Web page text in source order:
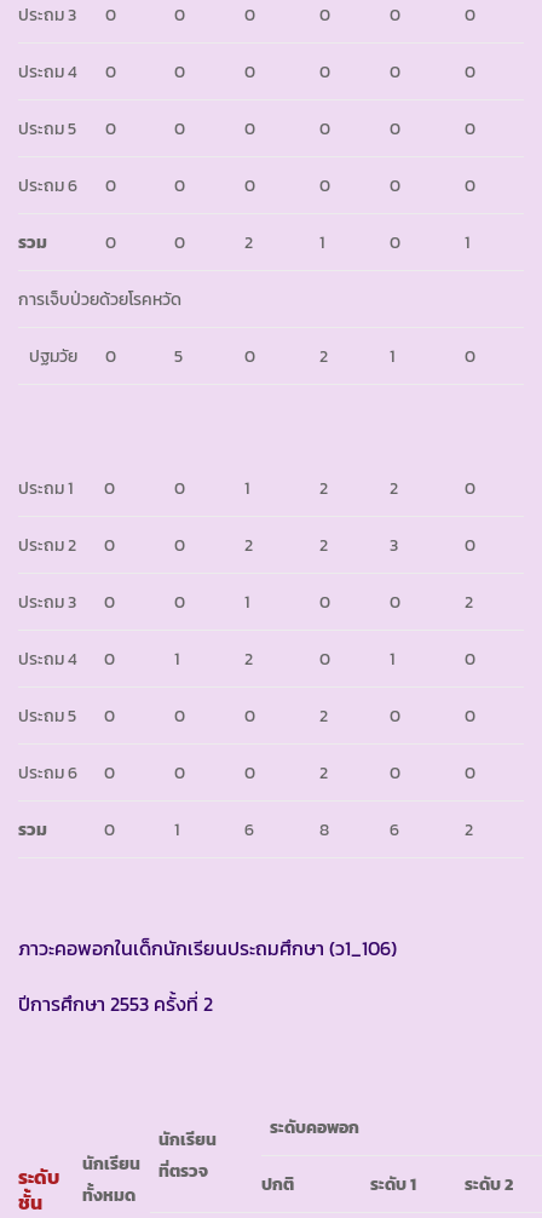
ประถม 3 0 0 0 0 0 0
ประถม 4 0 0 0 0 0 0
ประถม 5 0 0 0 0 0 0
ประถม 6 0 0 0 0 0 0
รวม 0 0 2 1 0 1
การเจ็บป่วยด้วยโรคหวัด
ปฐมวัย 0 5 0 2 1 0
ประถม 1 0 0 1 2 2 0
ประถม 2 0 0 2 2 3 0
ประถม 3 0 0 1 0 0 2
ประถม 4 0 1 2 0 1 0
ประถม 5 0 0 0 2 0 0
ประถม 6 0 0 0 2 0 0
รวม 0 1 6 8 6 2
ภาวะคอพอกในเด็กนักเรียนประถมศึกษา (ว1_106)
ปีการศึกษา 2553 ครั้งที่ 2
ระดับ
ชั้น
นักเรียน
ทั้งหมด
นักเรียน
ที่ตรวจ
ระดับคอพอก
ปกติ ระดับ1 ระดับ2